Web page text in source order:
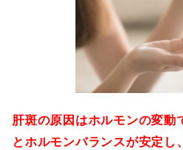
肝斑の原因はホルモンの変動
とホルモンバランスが安定し